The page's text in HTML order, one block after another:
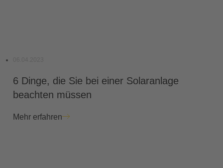
6 Dinge, die Sie bei einer Solaranlage
beachten müssen
Mehr erfahren